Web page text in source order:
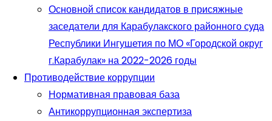
Основной список кандидатов в присяжные
заседатели для Карабулакского районного суда
Республики Ингушетия по МО «Городской округ
г.Карабулак» на 2022-2026 годы
Противодействие коррупции
Нормативная правовая база
Антикоррупционная экспертиза